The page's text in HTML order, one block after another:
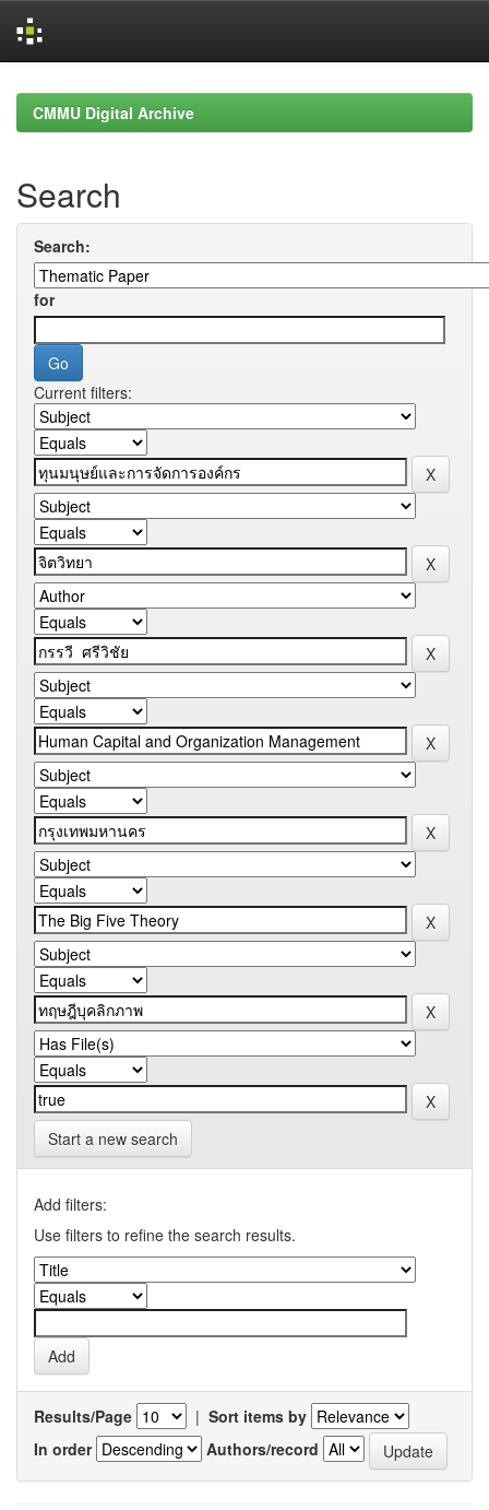
navigationCMMU Digital Archive
Search
Search:
for
Current filters:
Start a new search
Add filters:
Use filters to refine the search results.
Results/Page | Sort items by
In order
Authors/record